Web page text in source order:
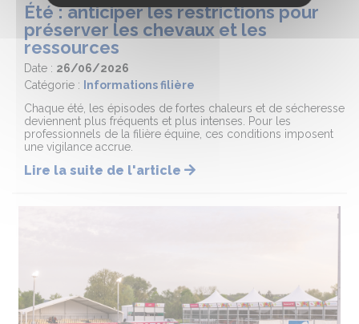
Été : anticiper les restrictions pour
préserver les chevaux et les
ressources
Date : 26/06/2026
Catégorie : Informations filière
Chaque été, les épisodes de fortes chaleurs et de sécheresse
deviennent plus fréquents et plus intenses. Pour les
professionnels de la filière équine, ces conditions imposent
une vigilance accrue.
Lire la suite de l'article